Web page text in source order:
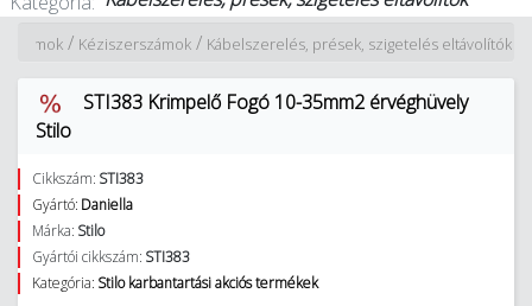
Kábelszerelés, prések, szigetelés eltávolítók
/
Kéziszerszámok
/
STI383 Krimpelő Fogó 10-35mm2 érvéghüvely
Stilo
Cikkszám: STI383
Gyártó: Daniella
Márka: Stilo
Gyártói cikkszám: STI383
Kategória: Stilo karbantartási akciós termékek